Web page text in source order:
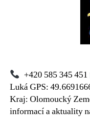
+420 585 345 451
Luká GPS:
Kraj: Olomoucký
informací a aktuality